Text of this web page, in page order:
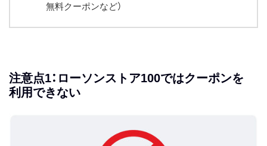
無料クーポンなど）
注意点1：ローソンストア100ではクーポンを
利用できない